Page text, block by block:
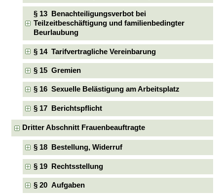
§ 13 Benachteiligungsverbot bei
Teilzeitbeschäftigung und familienbedingter
Beurlaubung
§ 14 Tarifvertragliche Vereinbarung
§ 15 Gremien
§ 16 Sexuelle Belästigung am Arbeitsplatz
§ 17 Berichtspflicht
Dritter Abschnitt Frauenbeauftragte
§ 18 Bestellung, Widerruf
§ 19 Rechtsstellung
§ 20 Aufgaben